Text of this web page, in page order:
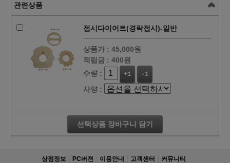
관련상품
접시다이어트(경락접시)-일반
상품가 : 45,000원
적립금 : 400원
수량 :
+1 -1
사양 :
선택상품 장바구니 담기
상점정보 PC버젼 이용안내 고객센터 커뮤니티